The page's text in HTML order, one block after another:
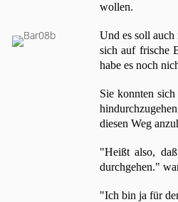
wollen.
Und es soll auch
sich auf frische
habe es noch
Sie konnten
diesen Weg
"Heißt also,
durchgehen."
"Ich bin ja für